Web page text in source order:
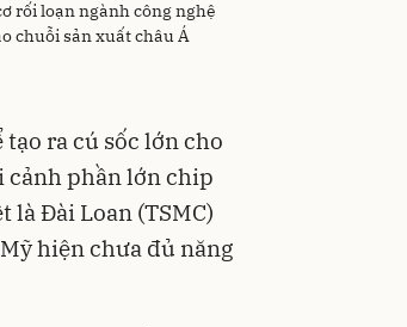
rối loạn ngành công nghệ
chuỗi sản xuất châu Á
ra cú sốc lớn cho
cảnh phần lớn chip
là Đài Loan (TSMC)
hiện chưa đủ năng